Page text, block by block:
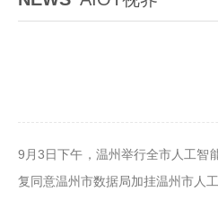
9月3日下午，温州举行全市人工智
复同意温州市数据局加挂温州市人